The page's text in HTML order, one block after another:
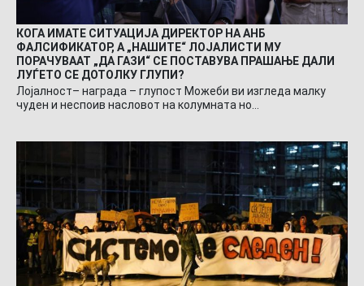
КОГА ИМАТЕ СИТУАЦИЈА ДИРЕКТОР НА АНБ
ФАЛСИФИКАТОР, А „НАШИТЕ“ ЛОЈАЛИСТИ МУ
ПОРАЧУВААТ „ДА ГАЗИ“ СЕ ПОСТАВУВА ПРАШАЊЕ ДАЛИ
ЛУЃЕТО СЕ ДОТОЛКУ ГЛУПИ?
Лојалност– награда – глупост Можеби ви изгледа малку
чуден и неспоив насловот на колумната но…